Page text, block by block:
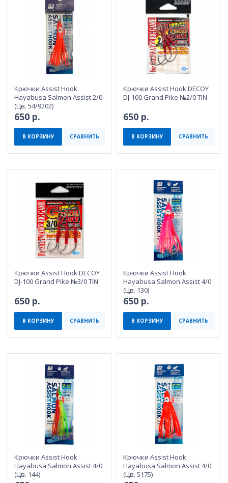
Крючки Assist Hook
Hayabusa Salmon Assist 2/0
(Цв. 54/9202)
650 р.
В КОРЗИНУ СРАВНИТЬ
Крючки Assist Hook DECOY
DJ-100 Grand Pike №2/0 TIN
650 р.
В КОРЗИНУ СРАВНИТЬ
Крючки Assist Hook DECOY
DJ-100 Grand Pike №3/0 TIN
650 р.
В КОРЗИНУ СРАВНИТЬ
Крючки Assist Hook
Hayabusa Salmon Assist 4/0
(Цв. 130)
650 р.
В КОРЗИНУ СРАВНИТЬ
Крючки Assist Hook
Hayabusa Salmon Assist 4/0
(Цв. 144)
Крючки Assist Hook
Hayabusa Salmon Assist 4/0
(Цв. 5175)